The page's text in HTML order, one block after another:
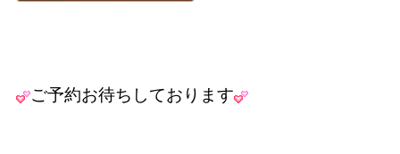
ご予約お待ちしております